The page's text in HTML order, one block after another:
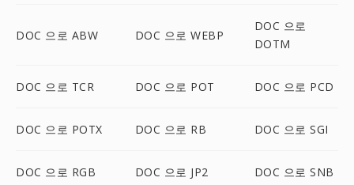
DOC 으로 ABW DOC 으로 WEBP
DOC 으로
DOTM
DOC 으로 TCR DOC 으로 POT DOC 으로 PCD
DOC 으로 POTX DOC 으로 RB DOC 으로 SGI
DOC 으로 RGB DOC 으로 JP2 DOC 으로 SNB